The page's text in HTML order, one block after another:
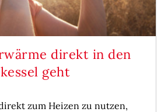
direkt in den
geht
zum Heizen zu nutzen,